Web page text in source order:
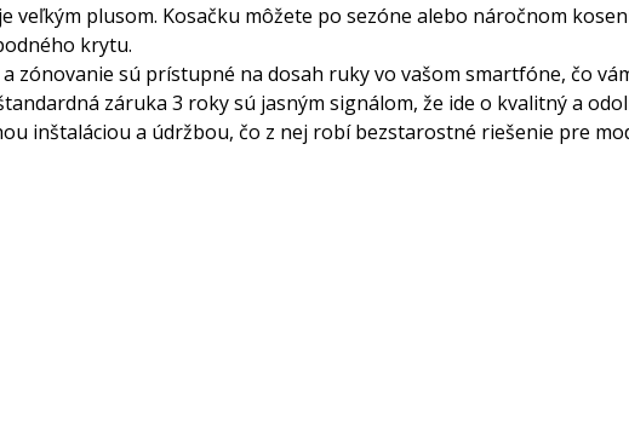
veľkým plusom. Kosačku môžete po sezóne alebo náročnom
krytu.
zónovanie sú prístupné na dosah ruky vo vašom smartfóne, čo
záruka 3 roky sú jasným signálom, že ide o kvalitný a
inštaláciou a údržbou, čo z nej robí bezstarostné riešenie pre